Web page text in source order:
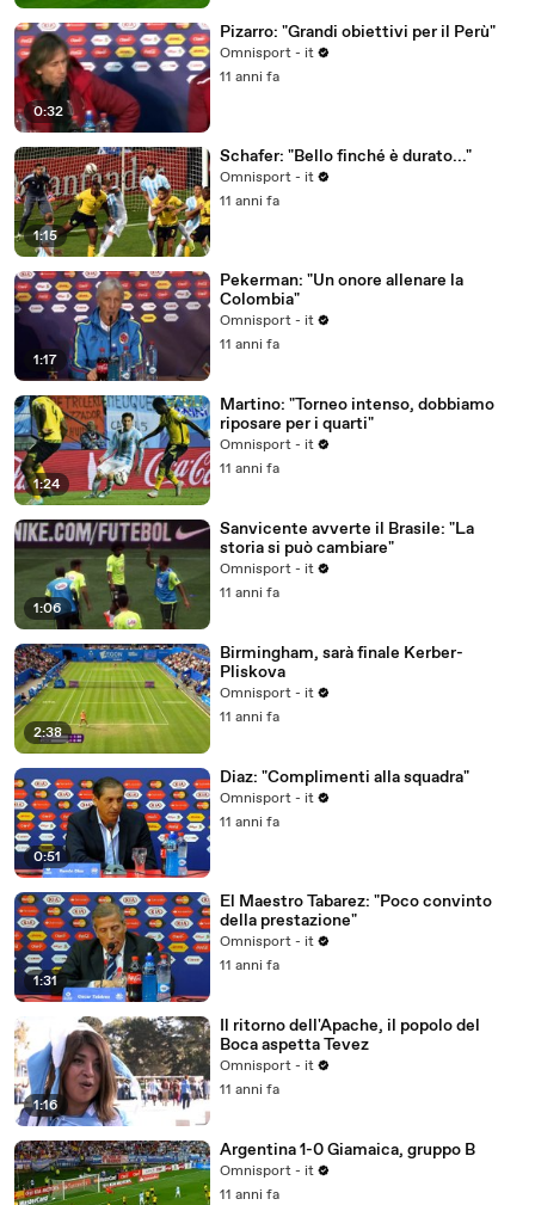
0:32
Pizarro: "Grandi obiettivi per il Perù"
Omnisport - it
11 anni fa
1:15
Schafer: "Bello finché è durato..."
Omnisport - it
11 anni fa
1:17
Pekerman: "Un onore allenare la
Colombia"
Omnisport - it
11 anni fa
1:24
Martino: "Torneo intenso, dobbiamo
riposare per i quarti"
Omnisport - it
11 anni fa
1:06
Sanvicente avverte il Brasile: "La
storia si può cambiare"
Omnisport - it
11 anni fa
2:38
Birmingham, sarà finale Kerber-
Pliskova
Omnisport - it
11 anni fa
0:51
Diaz: "Complimenti alla squadra"
Omnisport - it
11 anni fa
1:31
El Maestro Tabarez: "Poco convinto
della prestazione"
Omnisport - it
11 anni fa
1:16
Il ritorno dell'Apache, il popolo del
Boca aspetta Tevez
Omnisport - it
11 anni fa
Argentina 1-0 Giamaica, gruppo B
Omnisport - it
11 anni fa